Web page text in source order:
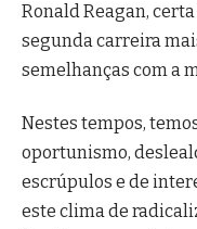
Ronald Reagan,
segunda carreira
semelhanças com a
Nestes tempos,
oportunismo,
escrúpulos e de
este clima de